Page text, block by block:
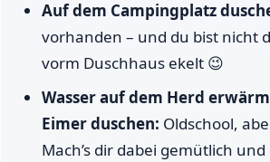
Auf dem Campingplatz
vorhanden – und du bist nicht
vorm Duschhaus ekelt 😉
Wasser auf dem Herd
Eimer duschen: Oldschool,
Mach’s dir dabei gemütlich